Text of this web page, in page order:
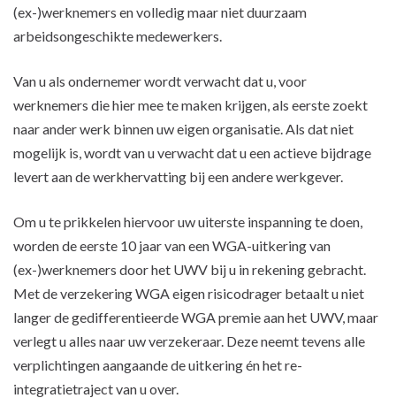
(ex-)werknemers en volledig maar niet duurzaam
arbeidsongeschikte medewerkers.
Van u als ondernemer wordt verwacht dat u, voor
werknemers die hier mee te maken krijgen, als eerste zoekt
naar ander werk binnen uw eigen organisatie. Als dat niet
mogelijk is, wordt van u verwacht dat u een actieve bijdrage
levert aan de werkhervatting bij een andere werkgever.
Om u te prikkelen hiervoor uw uiterste inspanning te doen,
worden de eerste 10 jaar van een WGA-uitkering van
(ex-)werknemers door het UWV bij u in rekening gebracht.
Met de verzekering WGA eigen risicodrager betaalt u niet
langer de gedifferentieerde WGA premie aan het UWV, maar
verlegt u alles naar uw verzekeraar. Deze neemt tevens alle
verplichtingen aangaande de uitkering én het re-
integratietraject van u over.